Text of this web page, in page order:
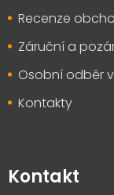
Recenze
Záruční a
Osobní odběr
Kontakty
Kontakt